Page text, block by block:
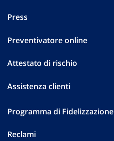
Press
Preventivatore online
Attestato di rischio
Assistenza clienti
Programma di Fidelizzazione
Reclami